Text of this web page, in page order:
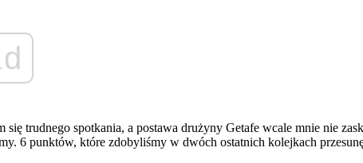
się trudnego spotkania, a postawa drużyny Getafe wcale mnie nie
punktów, które zdobyliśmy w dwóch ostatnich kolejkach